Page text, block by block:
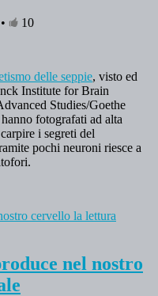
•
10
delle seppie, visto ed
Institute for Brain
Studies/Goethe
fotografati ad alta
i segreti del
pochi neuroni riesce a
nel nostro